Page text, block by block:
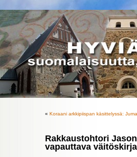
« Koraani arkkipiispan käsittelyssä:
Rakkaustohtori
vapauttava väitöskirja